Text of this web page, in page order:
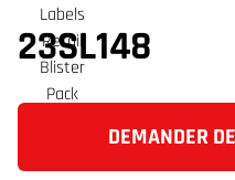
23SL148
DEMANDER